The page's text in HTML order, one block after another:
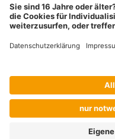
Cookie-Einstellungen
Dehner Agrar
09090 / 77 72 72
Fax09090 / 77 73 91
agrar@dehner.de